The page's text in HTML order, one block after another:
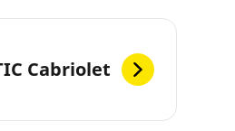
Cabriolet